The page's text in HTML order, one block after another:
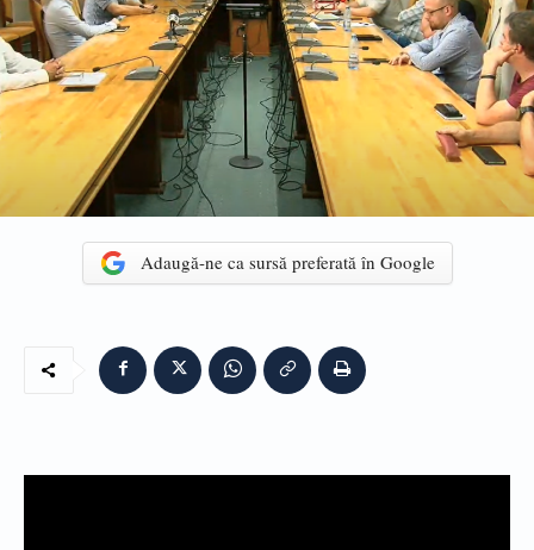
Adaugă-ne ca sursă preferată în Google